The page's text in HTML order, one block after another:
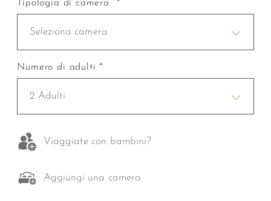
Tipologia di camera *
Seleziona camera
Numero di adulti *
2 Adulti
Viaggiate con bambini?
Aggiungi una camera